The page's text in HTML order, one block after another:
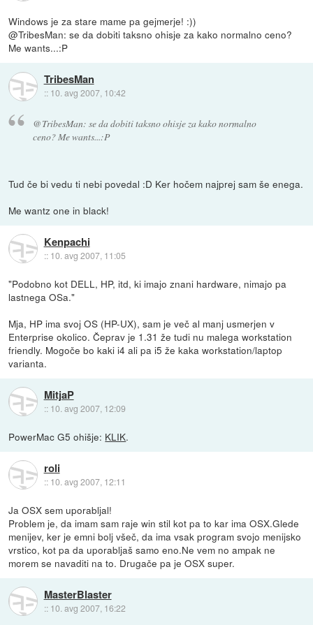
Windows je za stare mame pa gejmerje! :))
@TribesMan: se da dobiti taksno ohisje za kako normalno ceno?
Me wants...:P
TribesMan
:: 10. avg 2007, 10:42
@TribesMan: se da dobiti taksno ohisje za kako normalno
ceno? Me wants...:P
Tud če bi vedu ti nebi povedal :D Ker hočem najprej sam še enega.
Me wantz one in black!
Kenpachi
:: 10. avg 2007, 11:05
"Podobno kot DELL, HP, itd, ki imajo znani hardware, nimajo pa
lastnega OSa."
Mja, HP ima svoj OS (HP-UX), sam je več al manj usmerjen v
Enterprise okolico. Čeprav je 1.31 že tudi nu malega workstation
friendly. Mogoče bo kaki i4 ali pa i5 že kaka workstation/laptop
varianta.
MitjaP
:: 10. avg 2007, 12:09
PowerMac G5 ohišje: KLIK.
roli
:: 10. avg 2007, 12:11
Ja OSX sem uporabljal!
Problem je, da imam sam raje win stil kot pa to kar ima OSX.Glede
menijev, ker je emni bolj všeč, da ima vsak program svojo menijsko
vrstico, kot pa da uporabljaš samo eno.Ne vem no ampak ne
morem se navaditi na to. Drugače pa je OSX super.
MasterBlaster
:: 10. avg 2007, 16:22